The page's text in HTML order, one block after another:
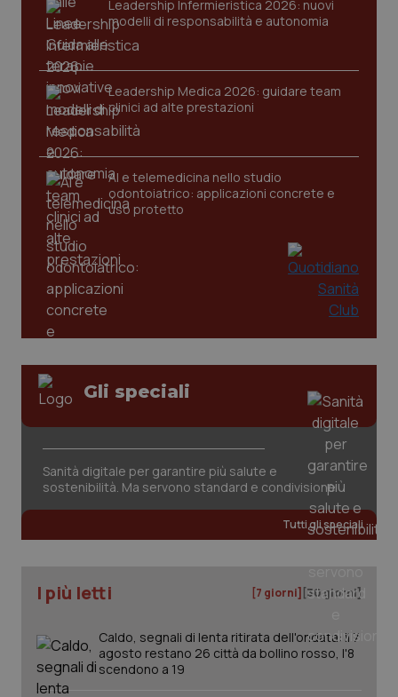
Leadership Infermieristica 2026: nuovi
modelli di responsabilità e autonomia
Leadership Medica 2026: guidare team
clinici ad alte prestazioni
AI e telemedicina nello studio
odontoiatrico: applicazioni concrete e
uso protetto
Gli speciali
Sanità digitale per garantire più salute e
sostenibilità. Ma servono standard e condivisione
Tutti gli speciali
I più letti [7 giorni] [30 giorni]
Caldo, segnali di lenta ritirata dell'ondata: il 7
agosto restano 26 città da bollino rosso, l'8
scendono a 19
.youtube.com
CookieScriptConsent
www.quotidianosanita.it
tracking-sites-ironfish-
www.quotidianosanita.it
2